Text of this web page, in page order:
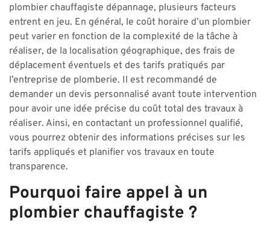
plombier chauffagiste dépannage, plusieurs facteurs
entrent en jeu. En général, le coût horaire d’un plombier
peut varier en fonction de la complexité de la tâche à
réaliser, de la localisation géographique, des frais de
déplacement éventuels et des tarifs pratiqués par
l’entreprise de plomberie. Il est recommandé de
demander un devis personnalisé avant toute intervention
pour avoir une idée précise du coût total des travaux à
réaliser. Ainsi, en contactant un professionnel qualifié,
vous pourrez obtenir des informations précises sur les
tarifs appliqués et planifier vos travaux en toute
transparence.
Pourquoi faire appel à un
plombier chauffagiste ?